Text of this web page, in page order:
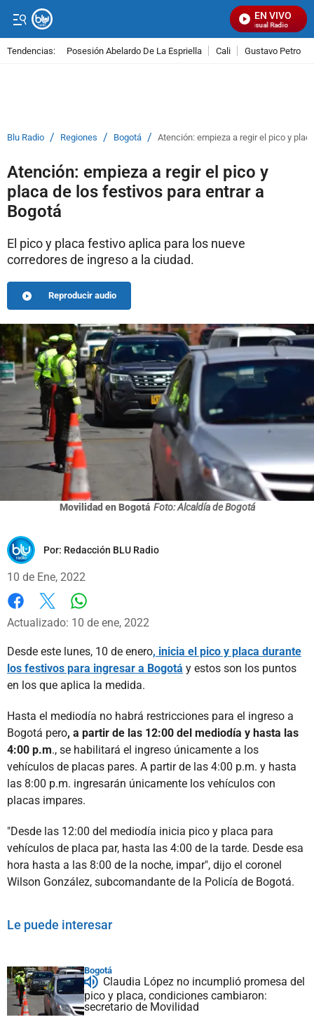
EN VIVO
Señal Visual Radio
Tendencias: Posesión Abelardo De La Espriella Cali Gustavo Petro
Blu Radio / Regiones / Bogotá / Atención: empieza a regir el pico y
Atención: empieza a regir el pico y
placa de los festivos para entrar a
Bogotá
El pico y placa festivo aplica para los nueve
corredores de ingreso a la ciudad.
Reproducir audio
Movilidad en Bogotá Foto: Alcaldía de Bogotá
Por: Redacción BLU Radio
10 de Ene, 2022
Facebook
X
Actualizado: 10 de ene, 2022
Desde este lunes, 10 de enero, inicia el pico y placa durante
los festivos para ingresar a Bogotá y estos son los puntos
en los que aplica la medida.
Hasta el mediodía no habrá restricciones para el ingreso a
Bogotá pero, a partir de las 12:00 del mediodía y hasta las
4:00 p.m., se habilitará el ingreso únicamente a los
vehículos de placas pares. A partir de las 4:00 p.m. y hasta
las 8:00 p.m. ingresarán únicamente los vehículos con
placas impares.
"Desde las 12:00 del mediodía inicia pico y placa para
vehículos de placa par, hasta las 4:00 de la tarde. Desde esa
hora hasta a las 8:00 de la noche, impar", dijo el coronel
Wilson González, subcomandante de la Policía de Bogotá.
Le puede interesar
Bogotá
Claudia López no incumplió promesa del
pico y placa, condiciones cambiaron:
secretario de Movilidad